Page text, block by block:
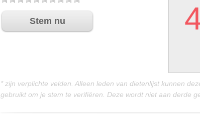
* zijn verplichte velden. Alleen leden van dietenlijst kunnen
gebruikt om je stem te verifiëren. Deze wordt niet aan derde